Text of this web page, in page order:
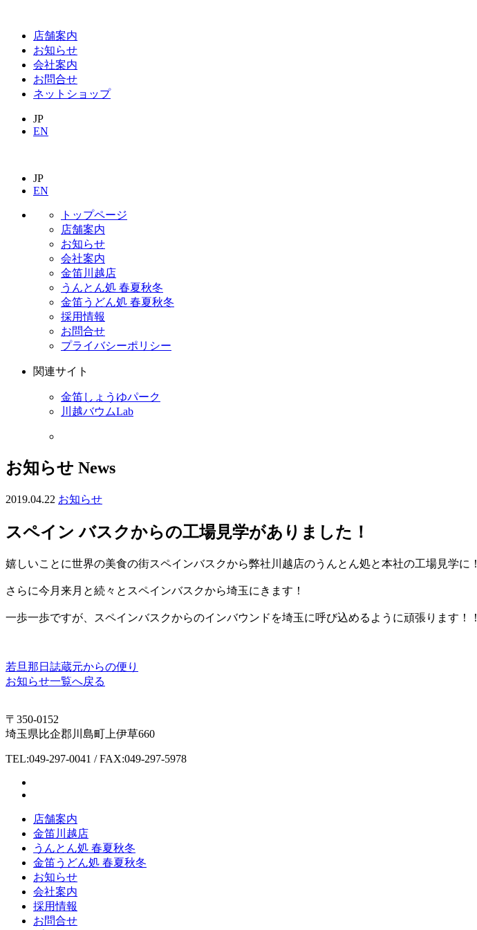
店舗案内
お知らせ
会社案内
お問合せ
ネットショップ
JP
EN
JP
EN
トップページ
店舗案内
お知らせ
会社案内
金笛川越店
うんとん処 春夏秋冬
金笛うどん処 春夏秋冬
採用情報
お問合せ
プライバシーポリシー
関連サイト
金笛しょうゆパーク
川越バウムLab
お知らせ News
2019.04.22 お知らせ
スペイン バスクからの工場見学がありました！
嬉しいことに世界の美食の街スペインバスクから弊社川越店のうんとん処と本社の工場見学に！
さらに今月来月と続々とスペインバスクから埼玉にきます ！
一歩一歩ですが、スペインバスクからのインバウンドを埼玉に呼び込めるように頑張ります！！
若旦那日誌蔵元からの便り
お知らせ一覧へ戻る
〒350-0152
埼玉県比企郡川島町上伊草660
TEL:049-297-0041 / FAX:049-297-5978
店舗案内
金笛川越店
うんとん処 春夏秋冬
金笛うどん処 春夏秋冬
お知らせ
会社案内
採用情報
お問合せ